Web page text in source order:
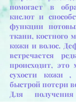
помогает в
кислот и
функции
ткани, костного
кожи и волос.
встречается
происходит,
сухости кожи ,
быстрой потери
Для
результатов